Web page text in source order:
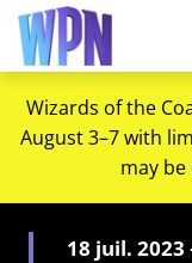
Wizards of the
August 3–7 with
may
18 juil.